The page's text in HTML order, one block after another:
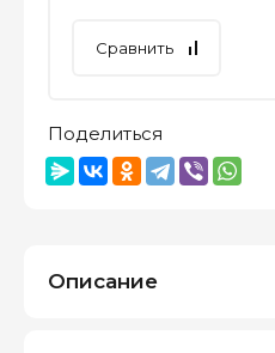
Сравнить
Поделиться
Описание